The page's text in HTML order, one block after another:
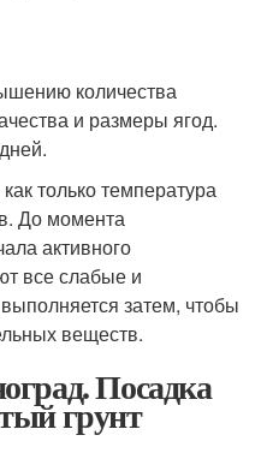
количества
и размеры ягод.
только температура
До момента
активного
все слабые и
затем, чтобы
веществ.
Посадка
грунт